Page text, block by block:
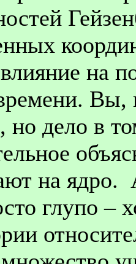
на
Вы,
но дело в
на ядро.
глупо –